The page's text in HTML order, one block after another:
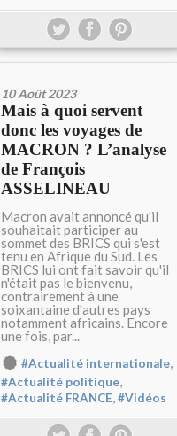
10 Août 2023
Mais à quoi servent
donc les voyages de
MACRON ? L’analyse
de François
ASSELINEAU
Macron avait annoncé qu'il
souhaitait participer au
sommet des BRICS qui s'est
tenu en Afrique du Sud. Les
BRICS lui ont fait savoir qu'il
n'était pas le bienvenu,
contrairement à une
soixantaine d'autres pays
notamment africains. Encore
une fois, par...
#Actualité internationale,
#Actualité politique,
#Actualité FRANCE,#Vidéos